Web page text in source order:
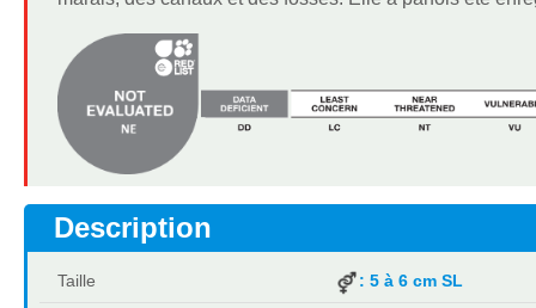
Description
Taille : 5 à 6 cm SL